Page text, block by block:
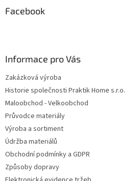
Facebook
Informace pro Vás
Zakázková výroba
Historie společnosti Praktik Home s.r.o.
Maloobchod - Velkoobchod
Průvodce materiály
Výroba a sortiment
Údržba materiálů
Obchodní podmínky a GDPR
Způsoby dopravy